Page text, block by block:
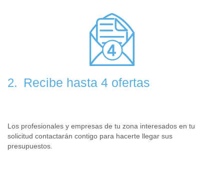
2. Recibe hasta 4 ofertas
Los profesionales y empresas de tu zona interesados en tu
solicitud contactarán contigo para hacerte llegar sus
presupuestos.